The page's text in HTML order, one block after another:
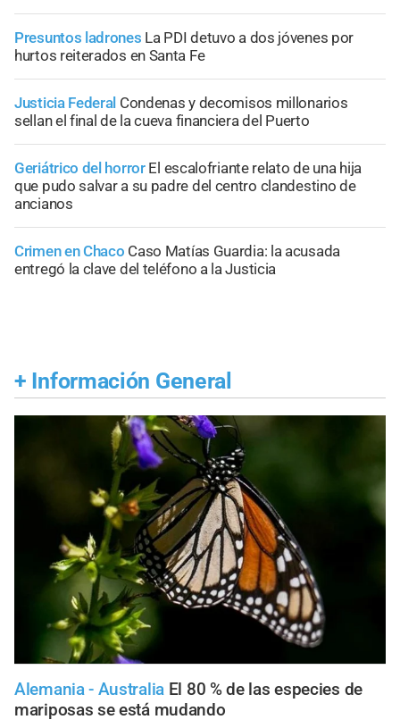
Presuntos ladrones La PDI detuvo a dos jóvenes por
hurtos reiterados en Santa Fe
Justicia Federal Condenas y decomisos millonarios
sellan el final de la cueva financiera del Puerto
Geriátrico del horror El escalofriante relato de una hija
que pudo salvar a su padre del centro clandestino de
ancianos
Crimen en Chaco Caso Matías Guardia: la acusada
entregó la clave del teléfono a la Justicia
+ Información General
Alemania - Australia El 80 % de las especies de
mariposas se está mudando